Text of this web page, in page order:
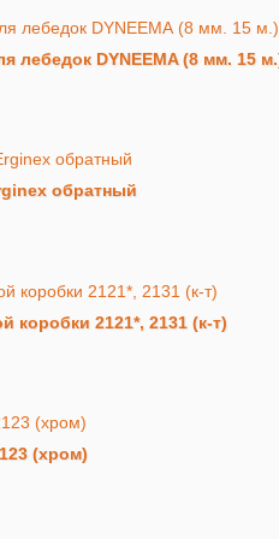
лебедок DYNEEMA (8 мм. 15
обратный
коробки 2121*, 2131 (к-т)
(хром)